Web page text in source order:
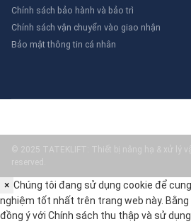
bảo an toàn trong quá trình bảo trì
nhiều loại và thiết kế khác nhau, từ ổ
đến thẻ ghi chú và hộp khóa nhóm,
giải pháp phù hợp để quản lý và bảo
Chính sách bảo hành và bảo trì
Chính sách vận chuyển vào giao nhận
Bảo mật thông tin cá nhân
© 2025 TATEKLIFT: Thiết bị nâng hạ & xử lý
reserved.
× Chúng tôi đang sử dụng cookie để
nghiệm tốt nhất trên trang web này.
đồng ý với Chính sách thu thập và sử